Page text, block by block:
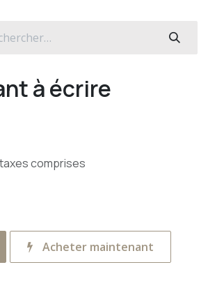
à écrire
comprises
Acheter maintenant